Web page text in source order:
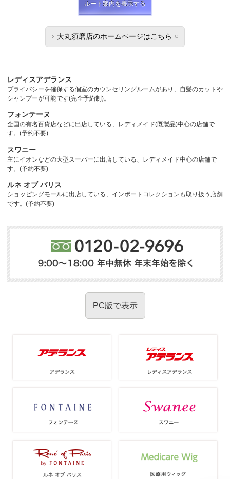
ルート案内を表示する
大丸須磨店のホームページはこちら
レディスアデランス
プライバシーを確保する個室のカウンセリングルームがあり、自髪のカットや
シャンプーが可能です(完全予約制)。
フォンテーヌ
全国の有名百貨店などに出店している、レディメイド(既製品)中心の店舗で
す。(予約不要)
スワニー
主にイオンなどの大型スーパーに出店している、レディメイド中心の店舗で
す。(予約不要)
ルネ オブ パリス
ショッピングモールに出店している、インポートコレクションも取り扱う店舗
です。(予約不要)
PC版で表示